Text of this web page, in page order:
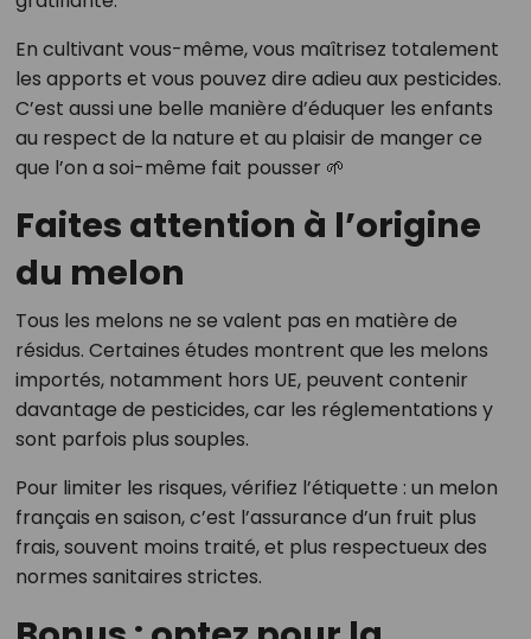
En cultivant vous-même, vous maîtrisez totalement
les apports et vous pouvez dire adieu aux pesticides.
C’est aussi une belle manière d’éduquer les enfants
au respect de la nature et au plaisir de manger ce
que l’on a soi-même fait pousser 🌱
Faites attention à l’origine
du melon
Tous les melons ne se valent pas en matière de
résidus. Certaines études montrent que les melons
importés, notamment hors UE, peuvent contenir
davantage de pesticides, car les réglementations y
sont parfois plus souples.
Pour limiter les risques, vérifiez l’étiquette : un melon
français en saison, c’est l’assurance d’un fruit plus
frais, souvent moins traité, et plus respectueux des
normes sanitaires strictes.